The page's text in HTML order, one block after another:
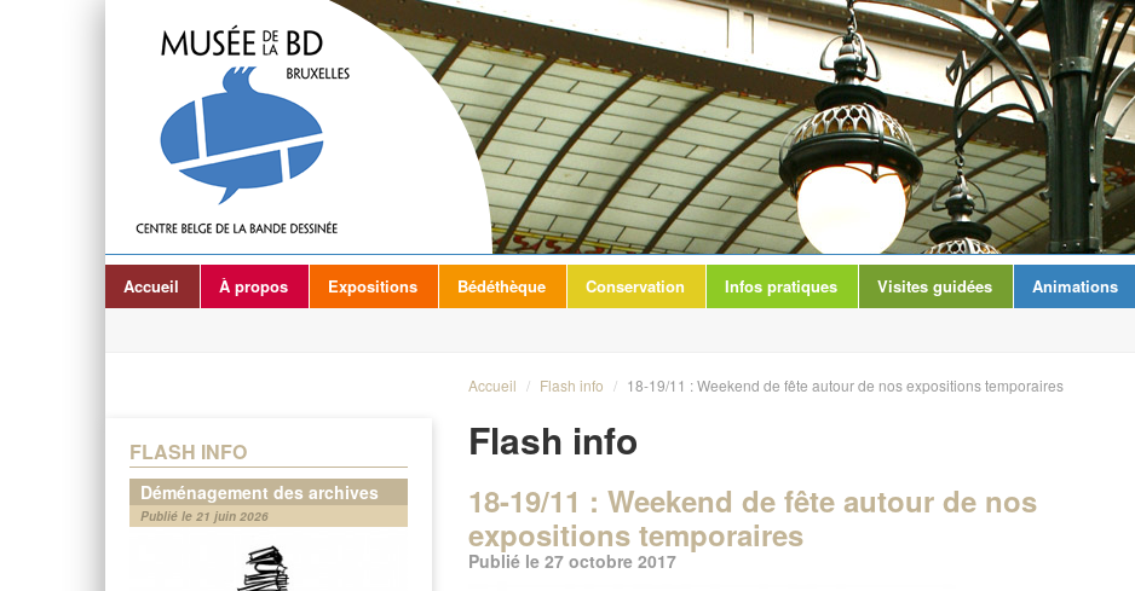
Accueil À propos Expositions Bédéthèque Conservation Infos pratiques Visites guidées Animations
FLASH INFO
Déménagement des archives
Publié le 21 juin 2026
Accueil / Flash info / 18-19/11 : Weekend de fête autour de nos expositions temporaires
Flash info
18-19/11 : Weekend de fête autour de nos
expositions temporaires
Publié le 27 octobre 2017